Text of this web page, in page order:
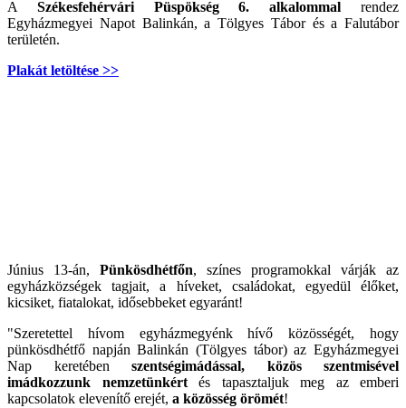
A Székesfehérvári Püspökség 6. alkalommal rendez
Egyházmegyei Napot Balinkán, a Tölgyes Tábor és a Falutábor
területén.
Plakát letöltése >>
Június 13-án, Pünkösdhétfőn, színes programokkal várják az
egyházközségek tagjait, a híveket, családokat, egyedül élőket,
kicsiket, fiatalokat, idősebbeket egyaránt!
"Szeretettel hívom egyházmegyénk hívő közösségét, hogy
pünkösdhétfő napján Balinkán (Tölgyes tábor) az Egyházmegyei
Nap keretében szentségimádással, közös szentmisével
imádkozzunk nemzetünkért és tapasztaljuk meg az emberi
kapcsolatok elevenítő erejét, a közösség örömét!